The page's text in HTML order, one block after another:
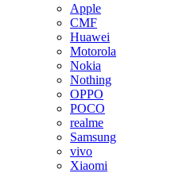
Apple
CMF
Huawei
Motorola
Nokia
Nothing
OPPO
POCO
realme
Samsung
vivo
Xiaomi